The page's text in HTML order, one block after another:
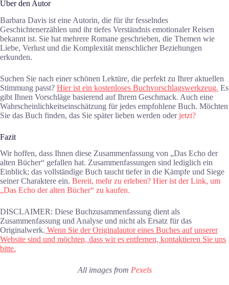
Über den Autor
Barbara Davis ist eine Autorin, die für ihr fesselndes
Geschichtenerzählen und ihr tiefes Verständnis emotionaler Reisen
bekannt ist. Sie hat mehrere Romane geschrieben, die Themen wie
Liebe, Verlust und die Komplexität menschlicher Beziehungen
erkunden.
Suchen Sie nach einer schönen Lektüre, die perfekt zu Ihrer aktuellen
Stimmung passt? Hier ist ein kostenloses Buchvorschlagswerkzeug. Es
gibt Ihnen Vorschläge basierend auf Ihrem Geschmack. Auch eine
Wahrscheinlichkeitseinschätzung für jedes empfohlene Buch. Möchten
Sie das Buch finden, das Sie später lieben werden oderjetzt?
Fazit
Wir hoffen, dass Ihnen diese Zusammenfassung von „Das Echo der
alten Bücher“ gefallen hat. Zusammenfassungen sind lediglich ein
Einblick; das vollständige Buch taucht tiefer in die Kämpfe und Siege
seiner Charaktere ein. Bereit, mehr zu erleben? Hier ist der Link, um
„Das Echo der alten Bücher“ zu kaufen.
DISCLAIMER: Diese Buchzusammenfassung dient als
Zusammenfassung und Analyse und nicht als Ersatz für das
Originalwerk. Wenn Sie der Originalautor eines Buches auf unserer
Website sind und möchten, dass wir es entfernen, kontaktieren Sie uns
bitte.
All images from Pexels